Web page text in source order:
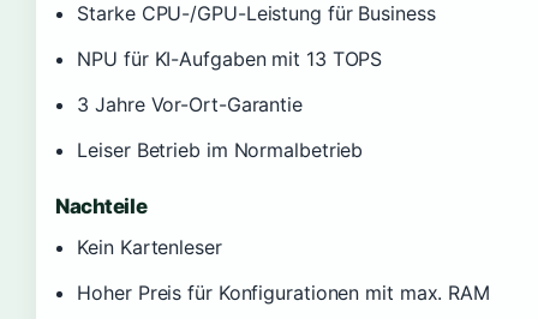
Starke CPU-/GPU-Leistung für Business
NPU für KI-Aufgaben mit 13 TOPS
3 Jahre Vor-Ort-Garantie
Leiser Betrieb im Normalbetrieb
Nachteile
Kein Kartenleser
Hoher Preis für Konfigurationen mit max. RAM